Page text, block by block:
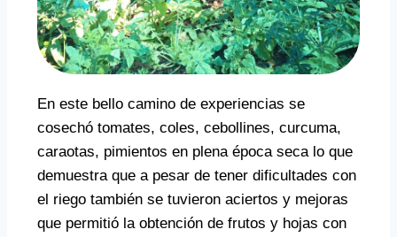
En este bello camino de experiencias se
cosechó tomates, coles, cebollines, curcuma,
caraotas, pimientos en plena época seca lo que
demuestra que a pesar de tener dificultades con
el riego también se tuvieron aciertos y mejoras
que permitió la obtención de frutos y hojas con